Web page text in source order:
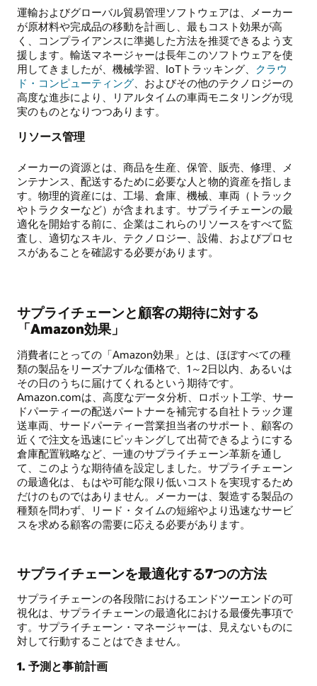
運輸およびグローバル貿易管理ソフトウェアは、メーカー
が原材料や完成品の移動を計画し、最もコスト効果が高
く、コンプライアンスに準拠した方法を推奨できるよう支
援します。輸送マネージャーは長年このソフトウェアを使
用してきましたが、機械学習、IoTトラッキング、 クラウ
ド・コンピューティング 、およびその他のテクノロジーの
高度な進歩により、リアルタイムの車両モニタリングが現
実のものとなりつつあります。
リソース管理
メーカーの資源とは、商品を生産、保管、販売、修理、メ
ンテナンス、配送するために必要な人と物的資産を指しま
す。物理的資産には、工場、倉庫、機械、車両（トラック
やトラクターなど）が含まれます。サプライチェーンの最
適化を開始する前に、企業はこれらのリソースをすべて監
査し、適切なスキル、テクノロジー、設備、およびプロセ
スがあることを確認する必要があります。
サプライチェーンと顧客の期待に対する
「Amazon効果」
消費者にとっての「Amazon効果」とは、ほぼすべての種
類の製品をリーズナブルな価格で、1～2日以内、あるいは
その日のうちに届けてくれるという期待です。
Amazon.comは、高度なデータ分析、ロボット工学、サー
ドパーティーの配送パートナーを補完する自社トラック運
送車両、サードパーティー営業担当者のサポート、顧客の
近くで注文を迅速にピッキングして出荷できるようにする
倉庫配置戦略など、一連のサプライチェーン革新を通し
て、このような期待値を設定しました。サプライチェーン
の最適化は、もはや可能な限り低いコストを実現するため
だけのものではありません。メーカーは、製造する製品の
種類を問わず、リード・タイムの短縮やより迅速なサービ
スを求める顧客の需要に応える必要があります。
サプライチェーンを最適化する7つの方法
サプライチェーンの各段階におけるエンドツーエンドの可
視化は、サプライチェーンの最適化における最優先事項で
す。サプライチェーン・マネージャーは、見えないものに
対して行動することはできません。
1. 予測と事前計画